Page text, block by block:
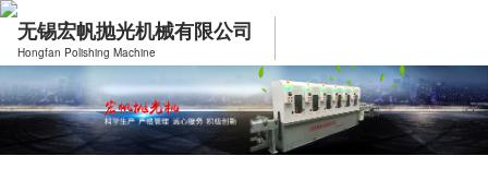
无锡宏帆抛光机械有限公司
Hongfan Polishing Machine